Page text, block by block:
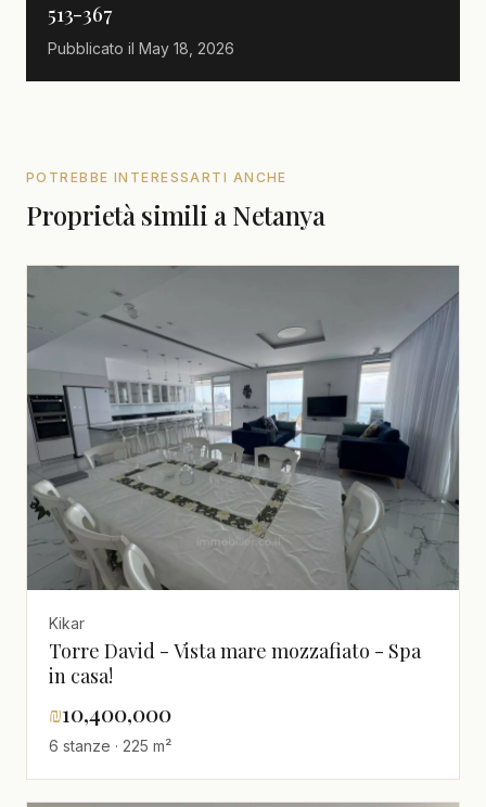
513-367
Pubblicato il May 18, 2026
POTREBBE INTERESSARTI ANCHE
Proprietà simili a Netanya
Kikar
Torre David - Vista mare mozzafiato - Spa
in casa!
₪10,400,000
6 stanze · 225 m²